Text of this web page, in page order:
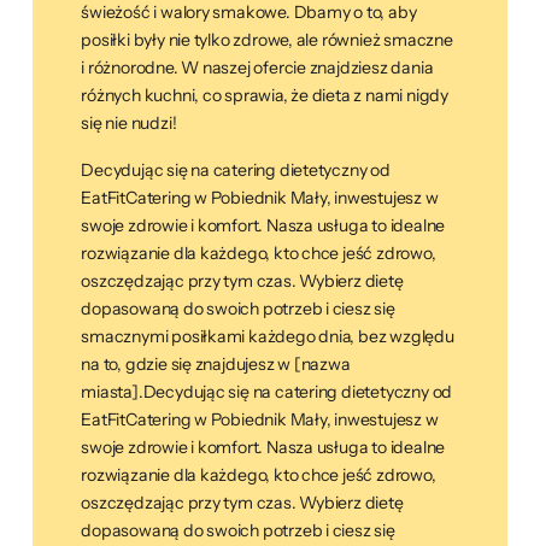
świeżość i walory smakowe. Dbamy o to, aby
posiłki były nie tylko zdrowe, ale również smaczne
i różnorodne. W naszej ofercie znajdziesz dania
różnych kuchni, co sprawia, że dieta z nami nigdy
się nie nudzi!
Decydując się na catering dietetyczny od
EatFitCatering w Pobiednik Mały, inwestujesz w
swoje zdrowie i komfort. Nasza usługa to idealne
rozwiązanie dla każdego, kto chce jeść zdrowo,
oszczędzając przy tym czas. Wybierz dietę
dopasowaną do swoich potrzeb i ciesz się
smacznymi posiłkami każdego dnia, bez względu
na to, gdzie się znajdujesz w [nazwa
miasta].Decydując się na catering dietetyczny od
EatFitCatering w Pobiednik Mały, inwestujesz w
swoje zdrowie i komfort. Nasza usługa to idealne
rozwiązanie dla każdego, kto chce jeść zdrowo,
oszczędzając przy tym czas. Wybierz dietę
dopasowaną do swoich potrzeb i ciesz się